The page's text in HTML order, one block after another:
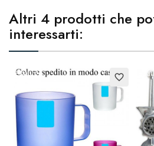
Altri 4 prodotti che
interessarti:
Esaurito favorite_border